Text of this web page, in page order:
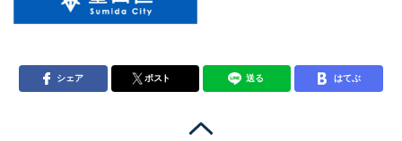
シェア ポスト 送る はてぶ